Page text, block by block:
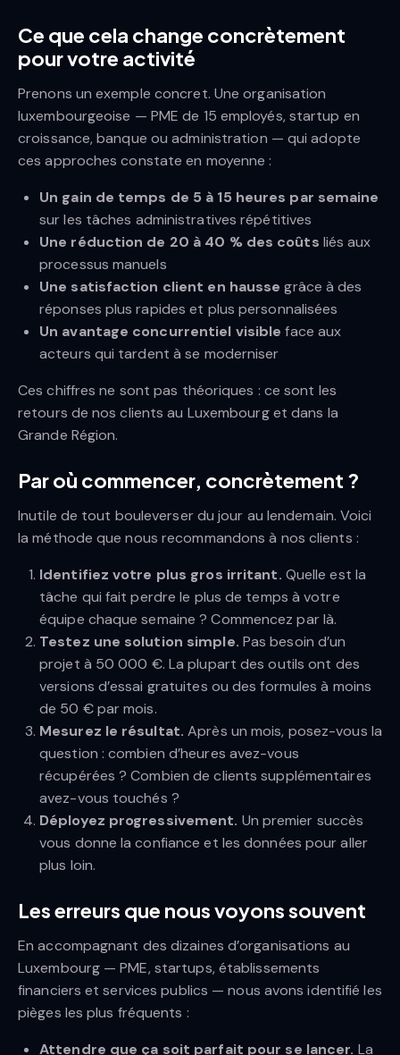
Ce que cela change concrètement
pour votre activité
Prenons un exemple concret. Une organisation
luxembourgeoise — PME de 15 employés, startup en
croissance, banque ou administration — qui adopte
ces approches constate en moyenne :
Un gain de temps de 5 à 15 heures par semaine
sur les tâches administratives répétitives
Une réduction de 20 à 40 % des coûts liés aux
processus manuels
Une satisfaction client en hausse grâce à des
réponses plus rapides et plus personnalisées
Un avantage concurrentiel visible face aux
acteurs qui tardent à se moderniser
Ces chiffres ne sont pas théoriques : ce sont les
retours de nos clients au Luxembourg et dans la
Grande Région.
Par où commencer, concrètement ?
Inutile de tout bouleverser du jour au lendemain. Voici
la méthode que nous recommandons à nos clients :
Identifiez votre plus gros irritant. Quelle est la
tâche qui fait perdre le plus de temps à votre
équipe chaque semaine ? Commencez par là.
Testez une solution simple. Pas besoin d’un
projet à 50 000 €. La plupart des outils ont des
versions d’essai gratuites ou des formules à moins
de 50 € par mois.
Mesurez le résultat. Après un mois, posez-vous la
question : combien d’heures avez-vous
récupérées ? Combien de clients supplémentaires
avez-vous touchés ?
Déployez progressivement. Un premier succès
vous donne la confiance et les données pour aller
plus loin.
Les erreurs que nous voyons souvent
En accompagnant des dizaines d’organisations au
Luxembourg — PME, startups, établissements
financiers et services publics — nous avons identifié les
pièges les plus fréquents :
Attendre que ça soit parfait pour se lancer. La